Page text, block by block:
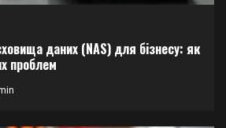
даних (NAS) для бізнесу: як
проблем